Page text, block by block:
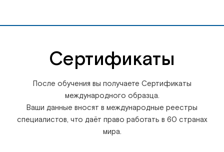
Сертификаты
После обучения вы получаете Сертификаты
международного образца.
Ваши данные вносят в международные реестры
специалистов, что даёт право работать в 60 странах
мира.